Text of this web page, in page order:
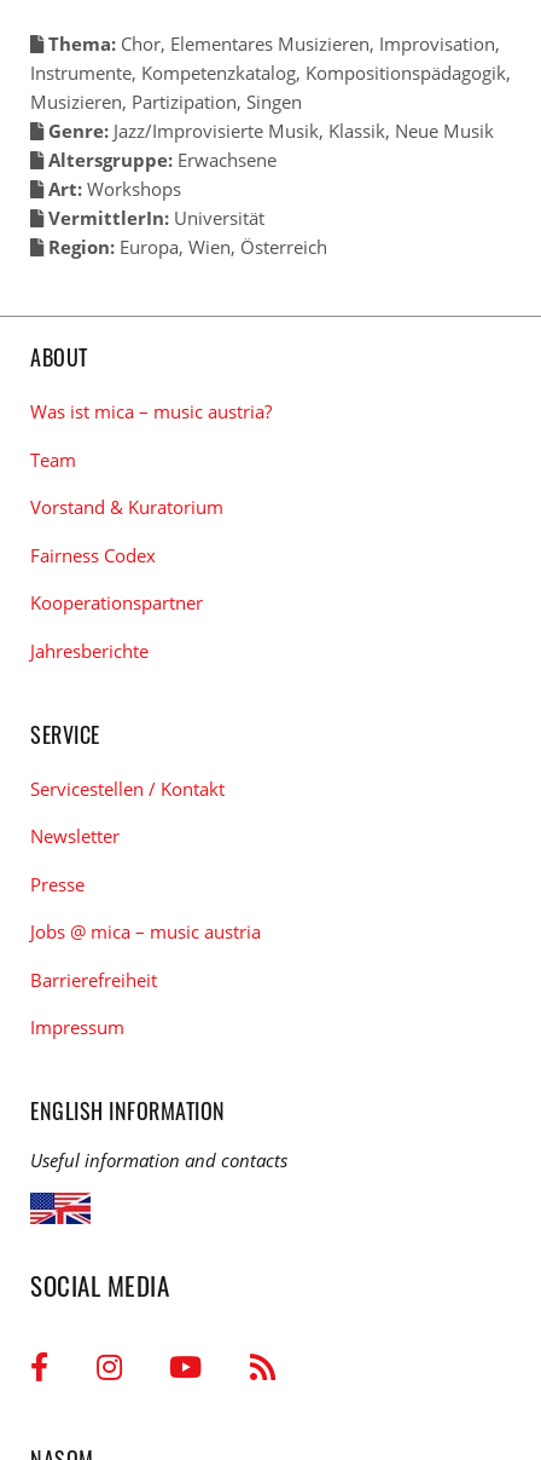
Thema: Chor, Elementares Musizieren, Improvisation,
Instrumente, Kompetenzkatalog, Kompositionspädagogik,
Musizieren, Partizipation, Singen
Genre: Jazz/Improvisierte Musik, Klassik, Neue Musik
Altersgruppe: Erwachsene
Art: Workshops
VermittlerIn: Universität
Region: Europa, Wien, Österreich
ABOUT
Was ist mica – music austria?
Team
Vorstand & Kuratorium
Fairness Codex
Kooperationspartner
Jahresberichte
SERVICE
Servicestellen / Kontakt
Newsletter
Presse
Jobs @ mica – music austria
Barrierefreiheit
Impressum
ENGLISH INFORMATION
Useful information and contacts
SOCIAL MEDIA